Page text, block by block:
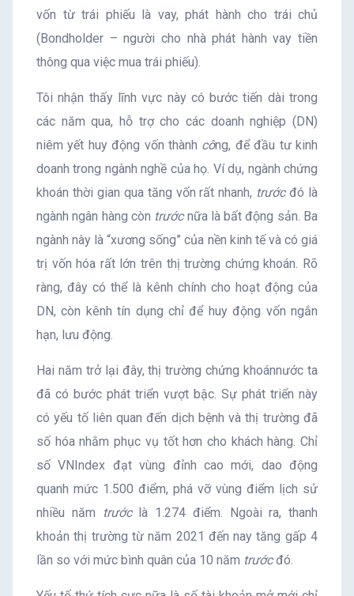
vốn từ trái phiếu là vay, phát hành cho trái chủ
(Bondholder – người cho nhà phát hành vay tiền
thông qua việc mua trái phiếu).
Tôi nhận thấy lĩnh vực này có bước tiến dài trong
các năm qua, hỗ trợ cho các doanh nghiệp (DN)
niêm yết huy động vốn thành công, để đầu tư kinh
doanh trong ngành nghề của họ. Ví dụ, ngành chứng
khoán thời gian qua tăng vốn rất nhanh, trướcđó là
ngành ngân hàng còn trướcnữa là bất động sản. Ba
ngành này là “xương sống” của nền kinh tế và có giá
trị vốn hóa rất lớn trên thị trường chứng khoán. Rõ
ràng, đây có thể là kênh chính cho hoạt động của
DN, còn kênh tín dụng chỉ để huy động vốn ngắn
hạn, lưu động.
Hai năm trở lại đây, thị trường chứng khoánnước ta
đã có bước phát triển vượt bậc. Sự phát triển này
có yếu tố liên quan đến dịch bệnh và thị trường đã
số hóa nhằm phục vụ tốt hơn cho khách hàng. Chỉ
số VNIndex đạt vùng đỉnh cao mới, dao động
quanh mức 1.500 điểm, phá vỡ vùng điểm lịch sử
nhiều năm
trước là 1.274 điểm. Ngoài ra, thanh
khoản thị trường từ năm 2021 đến nay tăng gấp 4
lần so với mức bình quân của 10 năm trướcđó.